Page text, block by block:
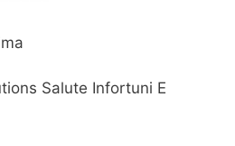
Salute Infortuni E